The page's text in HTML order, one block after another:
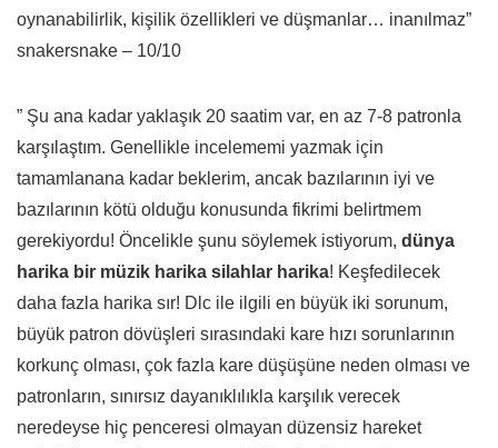
oynanabilirlik, kişilik özellikleri ve düşmanlar… inanılmaz”
snakersnake – 10/10
” Şu ana kadar yaklaşık 20 saatim var, en az 7-8 patronla
karşılaştım. Genellikle incelememi yazmak için
tamamlanana kadar beklerim, ancak bazılarının iyi ve
bazılarının kötü olduğu konusunda fikrimi belirtmem
gerekiyordu! Öncelikle şunu söylemek istiyorum, dünya
harika bir müzik harika silahlar harika! Keşfedilecek
daha fazla harika sır! Dlc ile ilgili en büyük iki sorunum,
büyük patron dövüşleri sırasındaki kare hızı sorunlarının
korkunç olması, çok fazla kare düşüşüne neden olması ve
patronların, sınırsız dayanıklılıkla karşılık verecek
neredeyse hiç penceresi olmayan düzensiz hareket